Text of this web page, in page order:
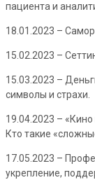
пациента и
18.01.2023 –
15.02.2023 –
15.03.2023 –
символы и страхи.
19.04.2023 –
Кто такие
17.05.2023 –
укрепление,